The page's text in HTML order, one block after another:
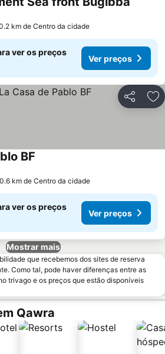
km de Centro da cidade
ver os preços
Ver preços
Partilhar
BF
km de Centro da cidade
ver os preços
Ver preços
Mostrar mais
que recebemos dos sites de reserva
Como tal, pode haver diferenças entre as
trivago e os preços que estão disponíveis
Qawra